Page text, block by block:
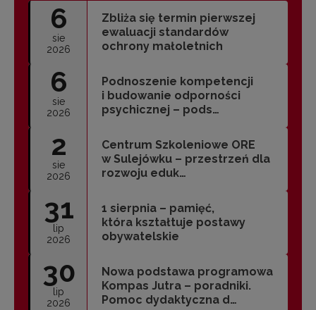
6
sie
2026
Zbliża się termin pierwszej
ewaluacji standardów
ochrony małoletnich
6
sie
2026
Podnoszenie kompetencji
i budowanie odporności
psychicznej – pods…
2
sie
2026
Centrum Szkoleniowe ORE
w Sulejówku – przestrzeń dla
rozwoju eduk…
31
lip
2026
1 sierpnia – pamięć,
która kształtuje postawy
obywatelskie
30
lip
2026
Nowa podstawa programowa
Kompas Jutra – poradniki.
Pomoc dydaktyczna d…